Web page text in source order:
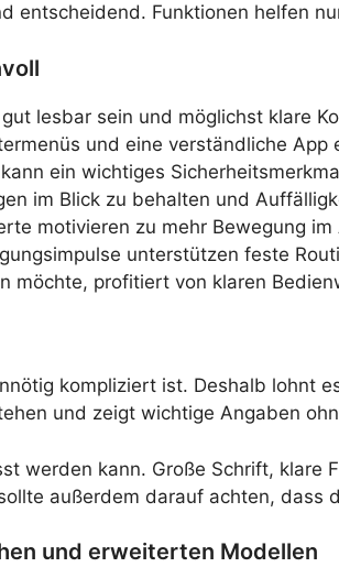
entscheidend. Funktionen helfen
lesbar sein und möglichst klare
und eine verständliche App
ein wichtiges
im Blick zu behalten und
motivieren zu mehr Bewegung im
unterstützen feste
möchte, profitiert von klaren
kompliziert ist. Deshalb lohnt
und zeigt wichtige Angaben
werden kann. Große Schrift,
außerdem darauf achten, dass
und erweiterten Modellen